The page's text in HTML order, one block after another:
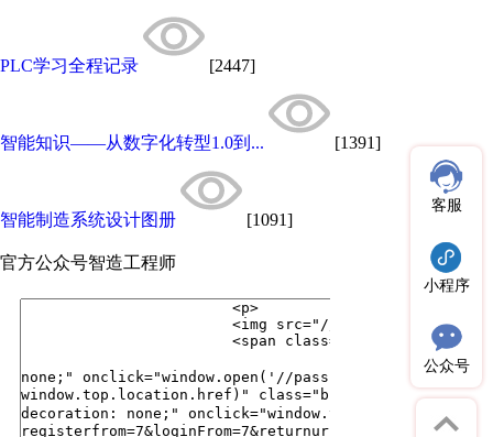
PLC学习全程记录 [2447]
智能知识——从数字化转型1.0到... [1391]
智能制造系统设计图册 [1091]
官方公众号智造工程师
客服
小程序
公众号